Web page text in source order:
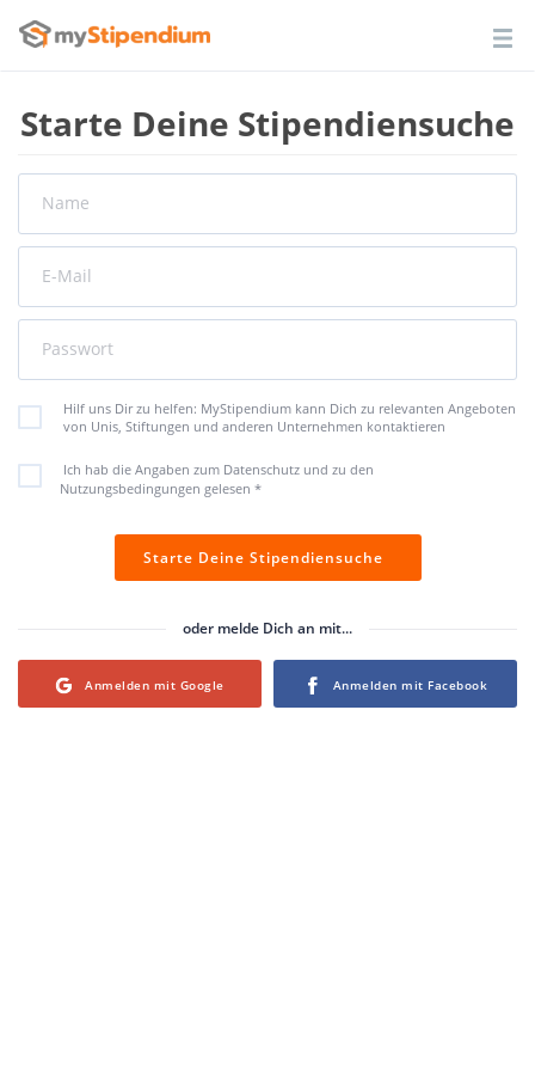
Starte Deine Stipendiensuche
Name
E-Mail
Passwort
Hilf uns Dir zu helfen: MyStipendium kann Dich zu relevanten Angeboten
von Unis, Stiftungen und anderen Unternehmen kontaktieren
Ich hab die Angaben zum Datenschutz und zu den
Nutzungsbedingungen gelesen *
Starte Deine Stipendiensuche
oder melde Dich an mit...
Login with Google Login with Facebook